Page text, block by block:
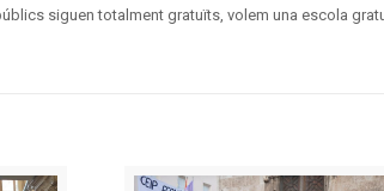
siguen totalment gratuïts, volem una escola